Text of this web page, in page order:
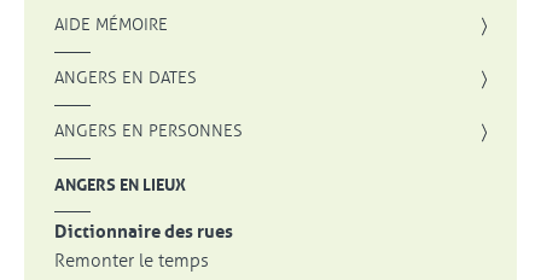
AIDE MÉMOIRE
ANGERS EN DATES
ANGERS EN PERSONNES
ANGERS EN LIEUX
Dictionnaire des rues
Remonter le temps